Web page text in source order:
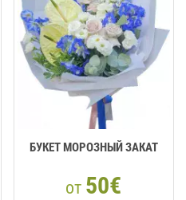
БУКЕТ МОРОЗНЫЙ ЗАКАТ
от 50€